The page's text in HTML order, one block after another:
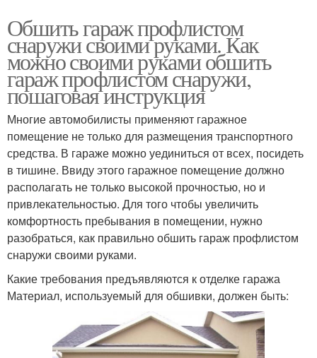
Обшить гараж профлистом
снаружи своими руками. Как
можно своими руками обшить
гараж профлистом снаружи,
пошаговая инструкция
Многие автомобилисты применяют гаражное
помещение не только для размещения транспортного
средства. В гараже можно уединиться от всех, посидеть
в тишине. Ввиду этого гаражное помещение должно
располагать не только высокой прочностью, но и
привлекательностью. Для того чтобы увеличить
комфортность пребывания в помещении, нужно
разобраться, как правильно обшить гараж профлистом
снаружи своими руками.
Какие требования предъявляются к отделке гаража
Материал, используемый для обшивки, должен быть: